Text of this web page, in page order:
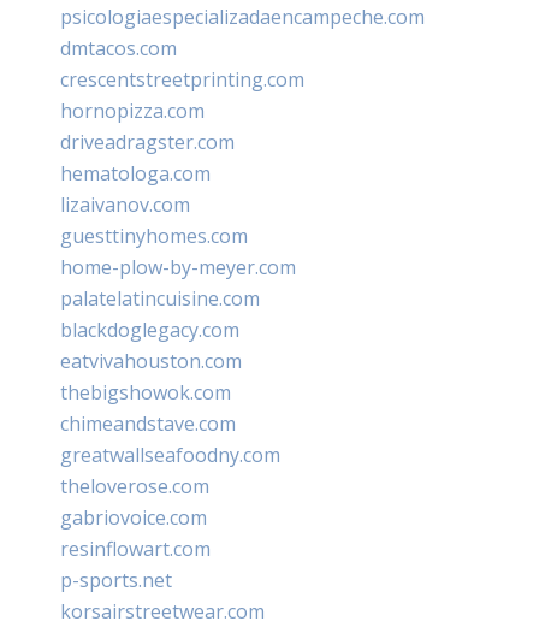
psicologiaespecializadaencampeche.com
dmtacos.com
crescentstreetprinting.com
hornopizza.com
driveadragster.com
hematologa.com
lizaivanov.com
guesttinyhomes.com
home-plow-by-meyer.com
palatelatincuisine.com
blackdoglegacy.com
eatvivahouston.com
thebigshowok.com
chimeandstave.com
greatwallseafoodny.com
theloverose.com
gabriovoice.com
resinflowart.com
p-sports.net
korsairstreetwear.com